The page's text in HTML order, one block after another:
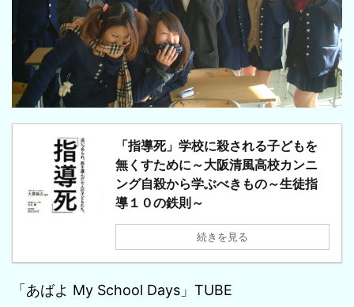
「指導死」学校に殺される子どもを
無くすために～大阪清風高校カンニ
ング自殺から学ぶべきもの～生徒指
導１０の鉄則～
続きを見る
「あばよ My School Days」TUBE